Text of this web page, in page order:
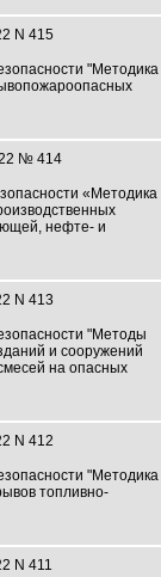
N 415
"Методика
№ 414
«Методика
нефте- и
N 413
"Методы
и сооружений
на опасных
N 412
"Методика
топливно-
N 411